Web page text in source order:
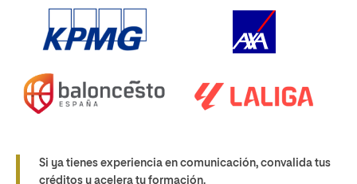
Si ya tienes experiencia en comunicación, convalida tus
créditos y acelera tu formación.